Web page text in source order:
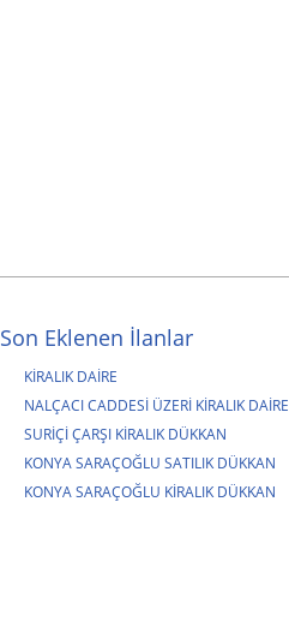
Son Eklenen İlanlar
KİRALIK DAİRE
NALÇACI CADDESİ ÜZERİ KİRALIK DAİRE
SURİÇİ ÇARŞI KİRALIK DÜKKAN
KONYA SARAÇOĞLU SATILIK DÜKKAN
KONYA SARAÇOĞLU KİRALIK DÜKKAN